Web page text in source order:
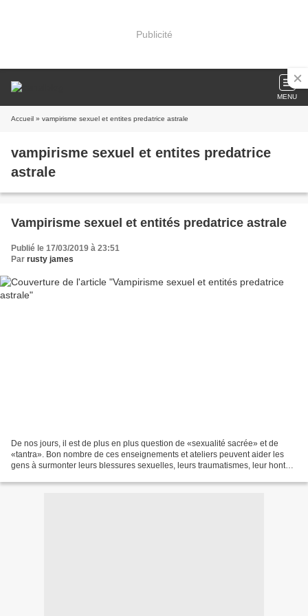
Publicité
MENU
Accueil » vampirisme sexuel et entites predatrice astrale
vampirisme sexuel et entites predatrice
astrale
Vampirisme sexuel et entités predatrice astrale
Publié le 17/03/2019 à 23:51
Par rusty james
De nos jours, il est de plus en plus question de «sexualité sacrée» et de
«tantra». Bon nombre de ces enseignements et ateliers peuvent aider les
gens à surmonter leurs blessures sexuelles, leurs traumatismes, leur honte